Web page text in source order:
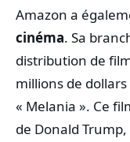
Amazon a
cinéma. Sa
distribution de
millions de
« Melania ». Ce
de Donald